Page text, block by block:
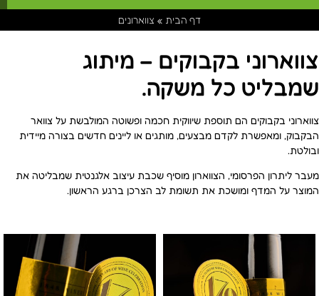
דף הבית » צווארונים
צווארוני בקבוקים – מיתוג
שמבליט כל משקה.
צווארוני בקבוקים הם תוספת שיווקית חכמה ופשוטה המולבשת על צוואר
הבקבוק, ומאפשרת לקדם מבצעים, מותגים או ליינים חדשים בצורה מיידית
ובולטת.
מעבר ליתרון הפרסומי, הצווארון מוסיף שכבת עיצוב אלגנטית שמבליטה את
המוצר על המדף ומושכת את תשומת לב הצרכן ברגע הראשון.